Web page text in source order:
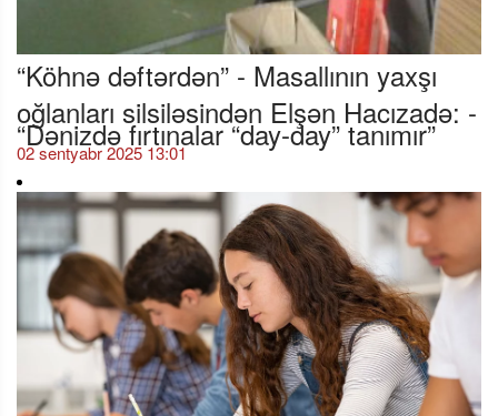
“Köhnə dəftərdən” - Masallının yaxşı
oğlanları silsiləsindən Elşən Hacızadə: -
“Dənizdə fırtınalar “day-day” tanımır”
02 sentyabr 2025 13:01